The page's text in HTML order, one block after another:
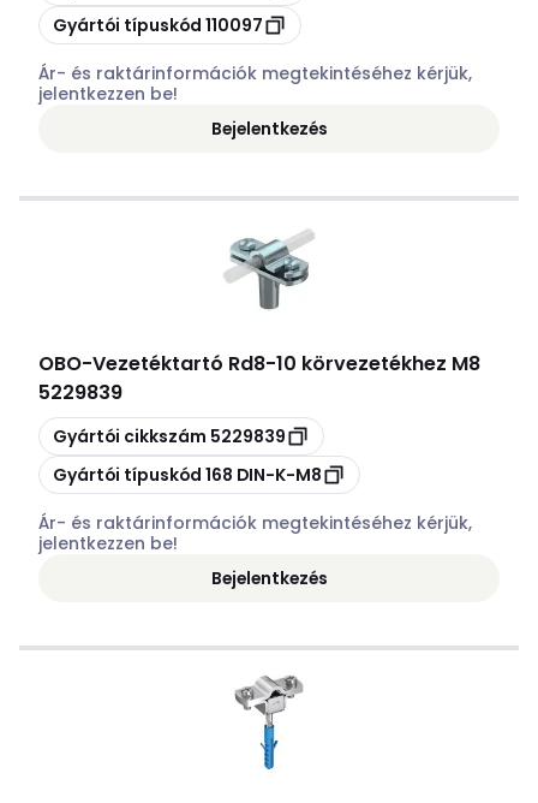
Másolás
Gyártói típuskód 110097
Ár- és raktárinformációk megtekintéséhez kérjük,
jelentkezzen be!
Bejelentkezés
OBO-Vezetéktartó Rd8-10 körvezetékhez M8
5229839
Másolás
Gyártói cikkszám 5229839
Másolás
Gyártói típuskód 168 DIN-K-M8
Ár- és raktárinformációk megtekintéséhez kérjük,
jelentkezzen be!
Bejelentkezés